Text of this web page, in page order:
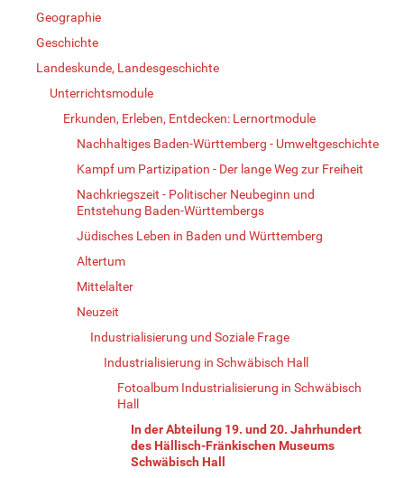
Geographie
Geschichte
Landeskunde, Landesgeschichte
Unterrichtsmodule
Erkunden, Erleben, Entdecken: Lernortmodule
Nachhaltiges Baden-Württemberg - Umweltgeschichte
Kampf um Partizipation - Der lange Weg zur Freiheit
Nachkriegszeit - Politischer Neubeginn und
Entstehung Baden-Württembergs
Jüdisches Leben in Baden und Württemberg
Altertum
Mittelalter
Neuzeit
Industrialisierung und Soziale Frage
Industrialisierung in Schwäbisch Hall
Fotoalbum Industrialisierung in Schwäbisch
Hall
In der Abteilung 19. und 20. Jahrhundert
des Hällisch-Fränkischen Museums
Schwäbisch Hall